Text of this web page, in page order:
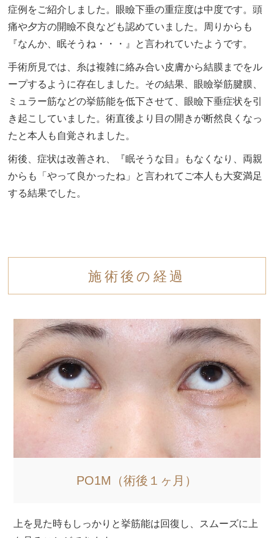
症例をご紹介しました。眼瞼下垂の重症度は中度です。頭
痛や夕方の開瞼不良なども認めていました。周りからも
『なんか、眠そうね・・・』と言われていたようです。
手術所見では、糸は複雑に絡み合い皮膚から結膜までをル
ープするように存在しました。その結果、眼瞼挙筋腱膜、
ミュラー筋などの挙筋能を低下させて、眼瞼下垂症状を引
き起こしていました。術直後より目の開きが断然良くなっ
たと本人も自覚されました。
術後、症状は改善され、『眠そうな目』もなくなり、両親
からも「やって良かったね」と言われてご本人も大変満足
する結果でした。
施術後の経過
PO1M（術後１ヶ月）
目を大きく開いた状態です。過開瞼にもなっていませ